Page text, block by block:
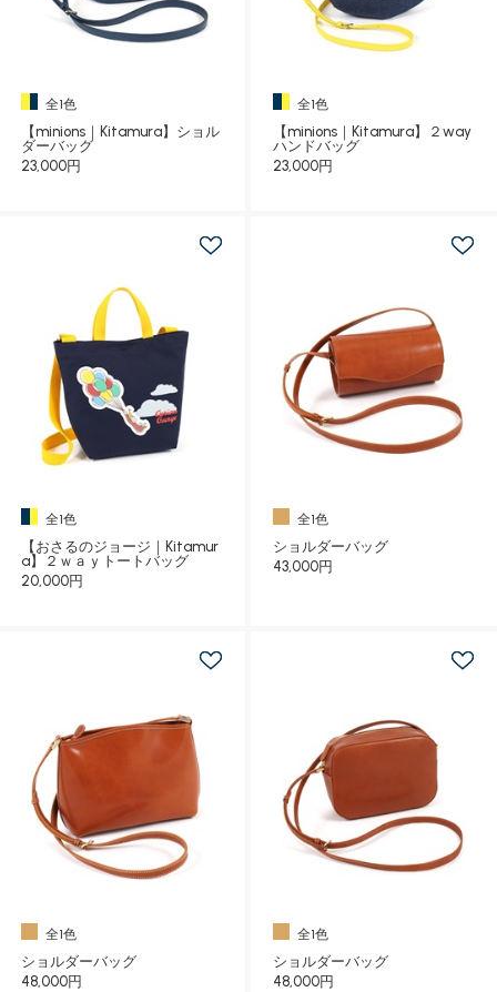
全1色
【minions｜Kitamura】ショル
ダーバッグ
23,000円
全1色
【minions｜Kitamura】２way
ハンドバッグ
23,000円
全1色
【おさるのジョージ｜Kitamur
a】２ｗａｙトートバッグ
20,000円
全1色
ショルダーバッグ
43,000円
全1色
ショルダーバッグ
48,000円
全1色
ショルダーバッグ
48,000円